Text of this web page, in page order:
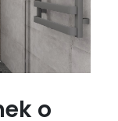
o